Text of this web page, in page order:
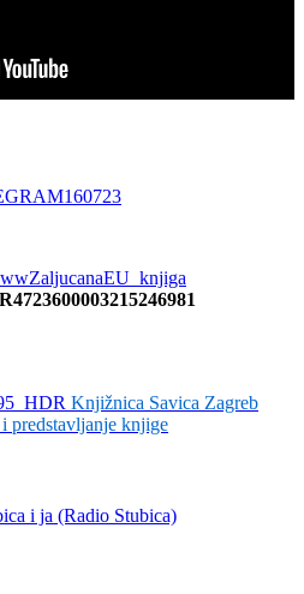
Knjižnica Savica Zagreb
predstavljanje knjige
Učenici OŠ Donja Stubica i ja (Radio Stubica)